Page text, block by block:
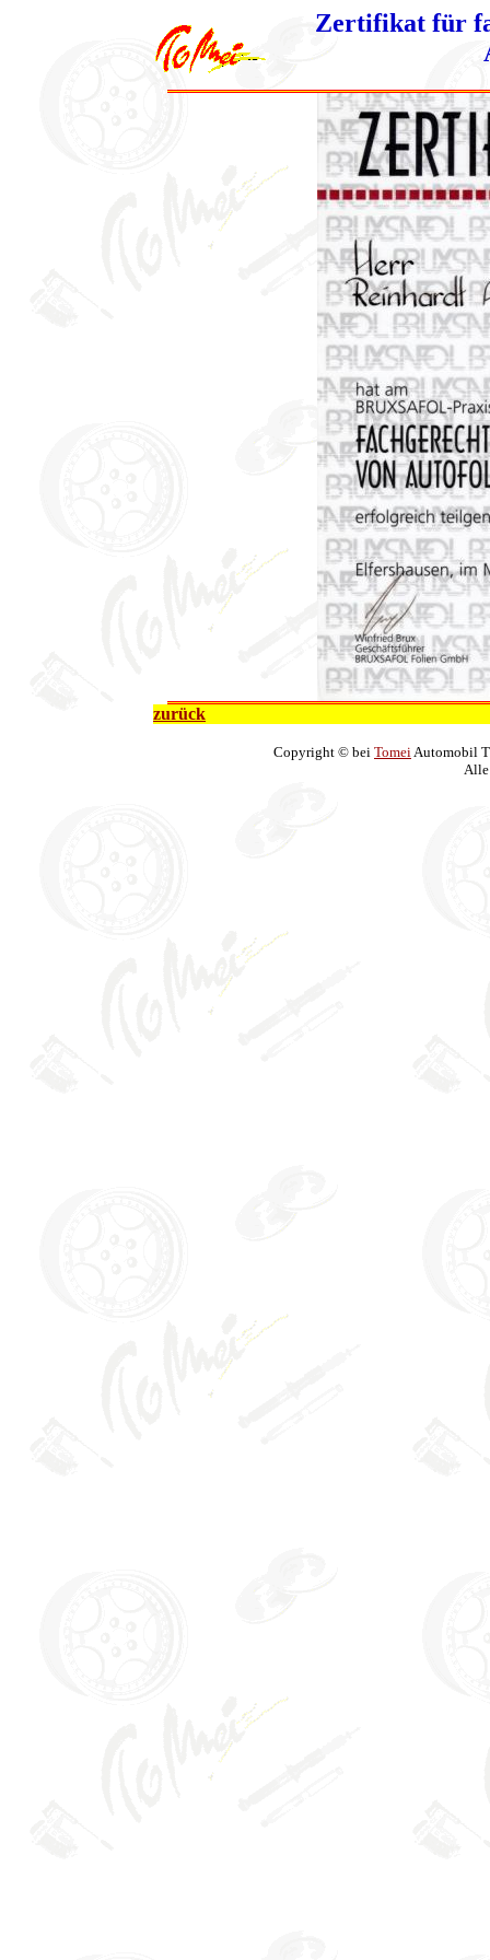
Zertifikat für
zurück
Copyright © bei TomeiAutomobil
Alle